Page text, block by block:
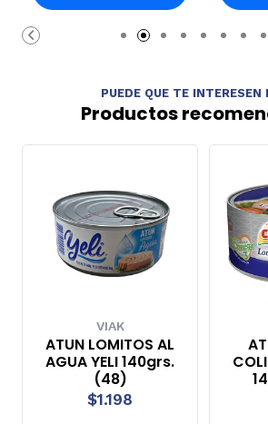
Carro
PUEDE QUE TE INTERESEN
Productos
VIAK
ATUN LOMITOS AL
AGUA YELI 140grs.
(48)
$1.198